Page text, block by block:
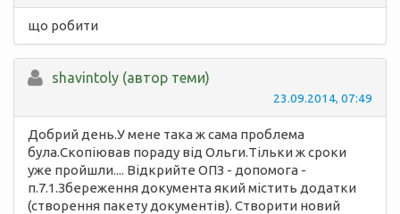
що робити
shavintoly (автор теми)
23.09.2014, 07:49
Добрий день.У мене така ж сама проблема
була.Скопіював пораду від Ольги.Тільки ж сроки
уже пройшли.... Відкрийте ОПЗ - допомога -
п.7.1.Збереження документа який містить додатки
(створення пакету документів). Створити новий